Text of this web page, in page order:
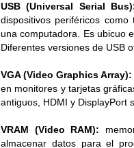
USB (Universal Serial
dispositivos periféricos
una computadora. Es ubicuo
Diferentes versiones de USB
VGA (Video Graphics Array):
en monitores y tarjetas
antiguos, HDMI y DisplayPort
VRAM (Video RAM):
almacenar datos para el
JUN
23